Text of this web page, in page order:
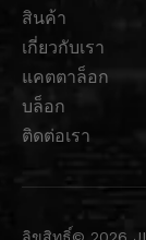
สินค้า
เกี่ยวกับเรา
แคตตาล็อก
บล็อก
ติดต่อเรา